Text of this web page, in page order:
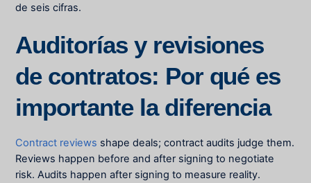
de seis cifras.
Auditorías y revisiones
de contratos: Por qué es
importante la diferencia
Contract reviews shape deals; contract audits judge them.
Reviews happen before and after signing to negotiate
risk. Audits happen after signing to measure reality.